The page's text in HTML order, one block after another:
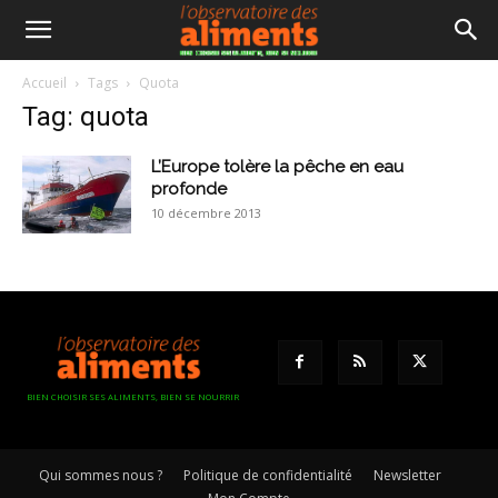
Accueil Tags Quota
Tag: quota
L’Europe tolère la pêche en eau
profonde
10 décembre 2013
BIEN CHOISIR SES ALIMENTS, BIEN SE NOURRIR
Qui sommes nous ? Politique de confidentialité
Newsletter